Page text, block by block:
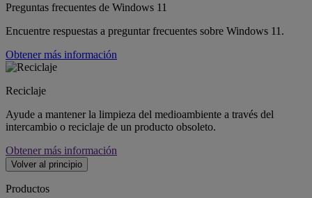
Preguntas frecuentes de Windows 11
Encuentre respuestas a preguntar frecuentes sobre Windows 11.
Obtener más información
Reciclaje
Ayude a mantener la limpieza del medioambiente a través del
intercambio o reciclaje de un producto obsoleto.
Obtener más información
Volver al principio
Productos